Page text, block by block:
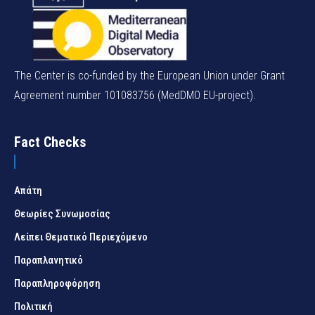
The Center is co-funded by the European Union under Grant
Agreement number 101083756 (MedDMO EU-project).
Fact Checks
Απάτη
Θεωρίες Συνωμοσίας
Λείπει Θεματικό Περιεχόμενο
Παραπλανητικό
Παραπληροφόρηση
Πολιτική